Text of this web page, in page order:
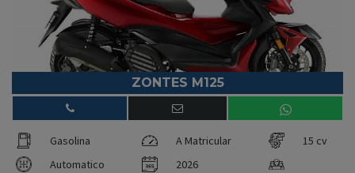
ZONTES M125
Gasolina A Matricular
15 cv
Automatico
2026